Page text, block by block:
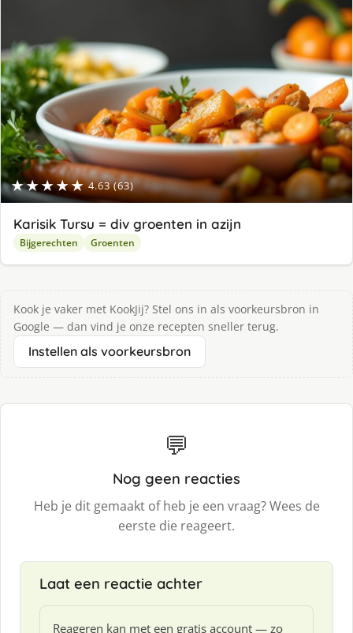
★★★★★ 4.63 (63)
Karisik Tursu = div groenten in azijn
Bijgerechten Groenten
Kook je vaker met KookJij? Stel ons in als voorkeursbron in
Google — dan vind je onze recepten sneller terug.
Instellen als voorkeursbron
💬
Nog geen reacties
Heb je dit gemaakt of heb je een vraag? Wees de
eerste die reageert.
Laat een reactie achter
Reageren kan met een gratis account — zo